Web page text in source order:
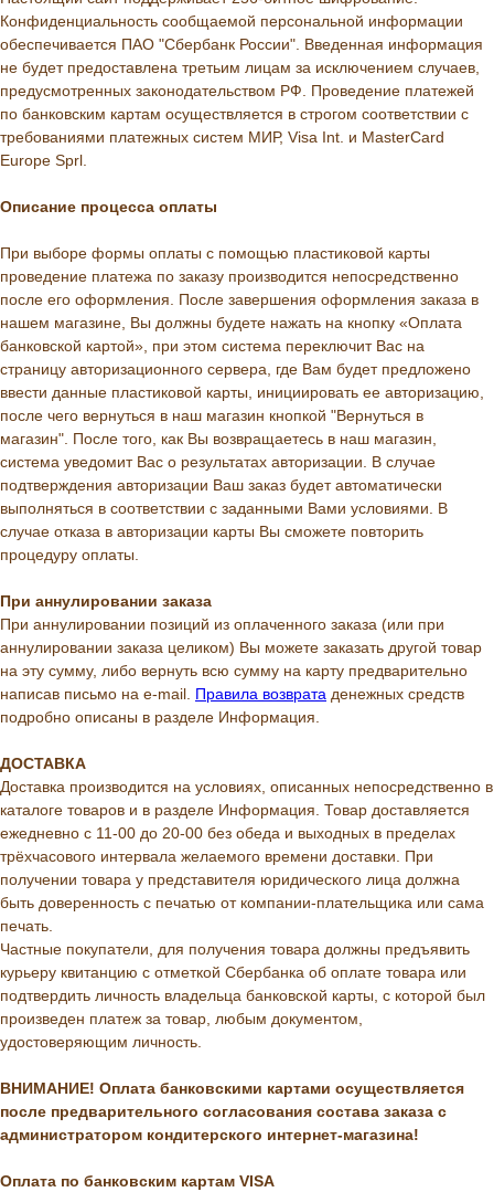
Конфиденциальность сообщаемой персональной информации
обеспечивается ПАО "Сбербанк России". Введенная информация
не будет предоставлена третьим лицам за исключением случаев,
предусмотренных законодательством РФ. Проведение платежей
по банковским картам осуществляется в строгом соответствии с
требованиями платежных систем МИР, Visa Int. и MasterCard
Europe Sprl.
Описание процессa оплаты
При выборе формы оплаты с помощью пластиковой карты
проведение платежа по заказу производится непосредственно
после его оформления. После завершения оформления заказа в
нашем магазине, Вы должны будете нажать на кнопку «Оплата
банковской картой», при этом система переключит Вас на
страницу авторизационного сервера, где Вам будет предложено
ввести данные пластиковой карты, инициировать ее авторизацию,
после чего вернуться в наш магазин кнопкой "Вернуться в
магазин". После того, как Вы возвращаетесь в наш магазин,
система уведомит Вас о результатах авторизации. В случае
подтверждения авторизации Ваш заказ будет автоматически
выполняться в соответствии с заданными Вами условиями. В
случае отказа в авторизации карты Вы сможете повторить
процедуру оплаты.
При аннулировании заказа
При аннулировании позиций из оплаченного заказа (или при
аннулировании заказа целиком) Вы можете заказать другой товар
на эту сумму, либо вернуть всю сумму на карту предварительно
написав письмо на e-mail. Правила возврата денежных средств
подробно описаны в разделе Информация.
ДОСТАВКА
Доставка производится на условиях, описанных непосредственно в
каталоге товаров и в разделе Информация. Товар доставляется
ежедневно с 11-00 до 20-00 без обеда и выходных в пределах
трёхчасового интервала желаемого времени доставки. При
получении товара у представителя юридического лица должна
быть доверенность с печатью от компании-плательщика или сама
печать.
Частные покупатели, для получения товара должны предъявить
курьеру квитанцию с отметкой Сбербанка об оплате товара или
подтвердить личность владельца банковской карты, с которой был
произведен платеж за товар, любым документом,
удостоверяющим личность.
ВНИМАНИЕ! Оплата банковскими картами осуществляется
после предварительного согласования состава заказа с
администратором кондитерского интернет-магазина!
Оплата по банковским картам VISA